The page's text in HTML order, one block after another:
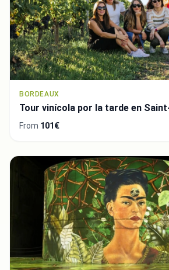
BORDEAUX
Tour vinícola por la tarde en
From 101€